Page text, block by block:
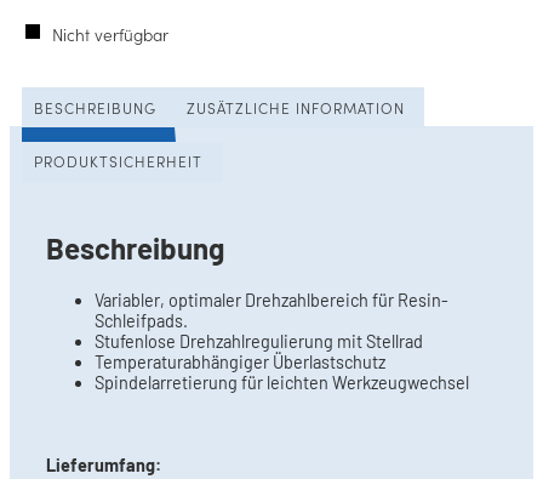
Nicht verfügbar
BESCHREIBUNG ZUSÄTZLICHE INFORMATION
PRODUKTSICHERHEIT
Beschreibung
Variabler, optimaler Drehzahlbereich für Resin-
Schleifpads.
Stufenlose Drehzahlregulierung mit Stellrad
Temperaturabhängiger Überlastschutz
Spindelarretierung für leichten Werkzeugwechsel
Lieferumfang: